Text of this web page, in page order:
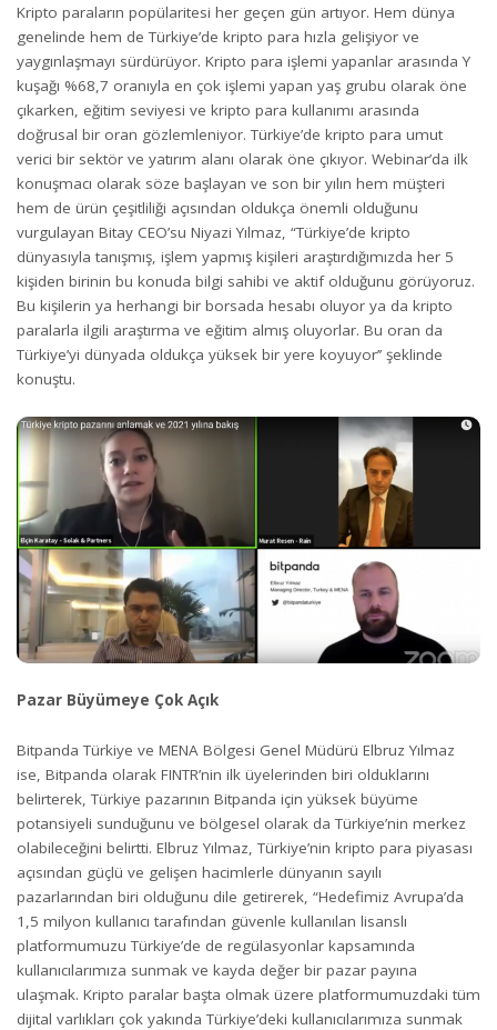
Kripto paraların popülaritesi her geçen gün artıyor. Hem dünya
genelinde hem de Türkiye’de kripto para hızla gelişiyor ve
yaygınlaşmayı sürdürüyor. Kripto para işlemi yapanlar arasında Y
kuşağı %68,7 oranıyla en çok işlemi yapan yaş grubu olarak öne
çıkarken, eğitim seviyesi ve kripto para kullanımı arasında
doğrusal bir oran gözlemleniyor. Türkiye’de kripto para umut
verici bir sektör ve yatırım alanı olarak öne çıkıyor. Webinar’da ilk
konuşmacı olarak söze başlayan ve son bir yılın hem müşteri
hem de ürün çeşitliliği açısından oldukça önemli olduğunu
vurgulayan Bitay CEO’su Niyazi Yılmaz, “Türkiye’de kripto
dünyasıyla tanışmış, işlem yapmış kişileri araştırdığımızda her 5
kişiden birinin bu konuda bilgi sahibi ve aktif olduğunu görüyoruz.
Bu kişilerin ya herhangi bir borsada hesabı oluyor ya da kripto
paralarla ilgili araştırma ve eğitim almış oluyorlar. Bu oran da
Türkiye’yi dünyada oldukça yüksek bir yere koyuyor’’ şeklinde
konuştu.
Pazar Büyümeye Çok Açık
Bitpanda Türkiye ve MENA Bölgesi Genel Müdürü Elbruz Yılmaz
ise, Bitpanda olarak FINTR’nin ilk üyelerinden biri olduklarını
belirterek, Türkiye pazarının Bitpanda için yüksek büyüme
potansiyeli sunduğunu ve bölgesel olarak da Türkiye’nin merkez
olabileceğini belirtti. Elbruz Yılmaz, Türkiye’nin kripto para piyasası
açısından güçlü ve gelişen hacimlerle dünyanın sayılı
pazarlarından biri olduğunu dile getirerek, “Hedefimiz Avrupa’da
1,5 milyon kullanıcı tarafından güvenle kullanılan lisanslı
platformumuzu Türkiye’de de regülasyonlar kapsamında
kullanıcılarımıza sunmak ve kayda değer bir pazar payına
ulaşmak. Kripto paralar başta olmak üzere platformumuzdaki tüm
dijital varlıkları çok yakında Türkiye’deki kullanıcılarımıza sunmak